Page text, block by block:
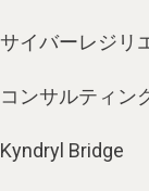
サイバーレジリ
コンサルティン
Kyndryl Bridge